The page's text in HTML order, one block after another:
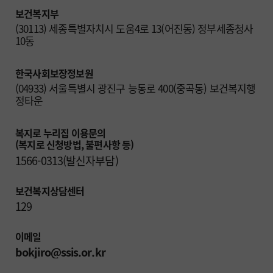
보건복지부
(30113) 세종특별자치시 도움4로 13(어진동) 정부세종청사
10동
한국사회보장정보원
(04933) 서울특별시 광진구 능동로 400(중곡동) 보건복지행
정타운
복지로 누리집 이용문의
(복지로 신청방법, 불편사항 등)
1566-0313(발신자부담)
보건복지상담센터
129
이메일
bokjiro@ssis.or.kr